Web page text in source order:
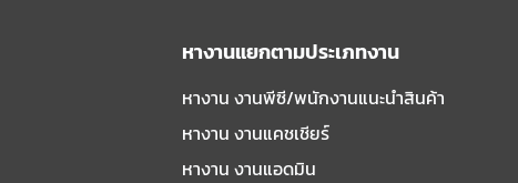
หางานแยกตามประเภทงาน
หางาน งานพีซี/พนักงานแนะนําสินค้า
หางาน งานแคชเชียร์
หางาน งานแอดมิน